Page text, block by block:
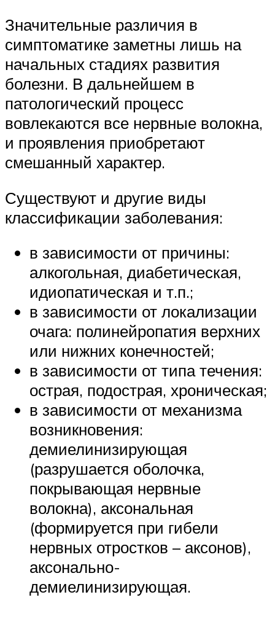
Значительные различия в
симптоматике заметны лишь на
начальных стадиях развития
болезни. В дальнейшем в
патологический процесс
вовлекаются все нервные волокна,
и проявления приобретают
смешанный характер.
Существуют и другие виды
классификации заболевания:
в зависимости от причины:
алкогольная, диабетическая,
идиопатическая и т.п.;
в зависимости от локализации
очага: полинейропатия верхних
или нижних конечностей;
в зависимости от типа течения:
острая, подострая, хроническая;
в зависимости от механизма
возникновения:
демиелинизирующая
(разрушается оболочка,
покрывающая нервные
волокна), аксональная
(формируется при гибели
нервных отростков – аксонов),
аксонально-
демиелинизирующая.